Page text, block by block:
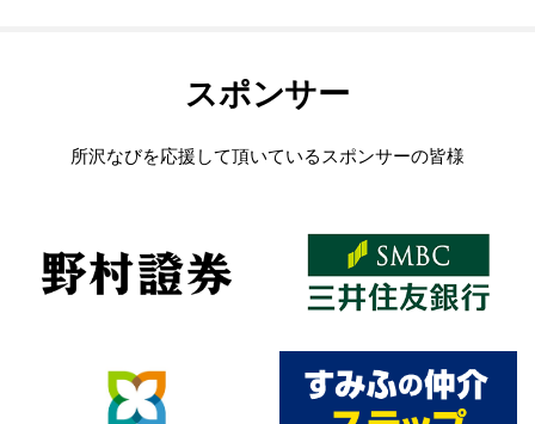
スポンサー
所沢なびを応援して頂いているスポンサーの皆様